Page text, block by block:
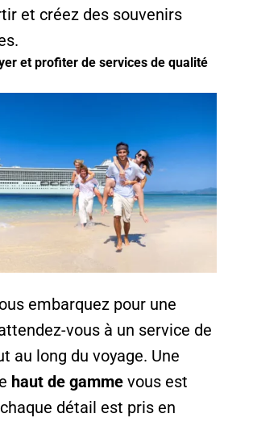
et créez des souvenirs
et profiter de services de qualité
embarquez pour une
vous à un service de
au long du voyage. Une
haut de gammevous est
détail est pris en